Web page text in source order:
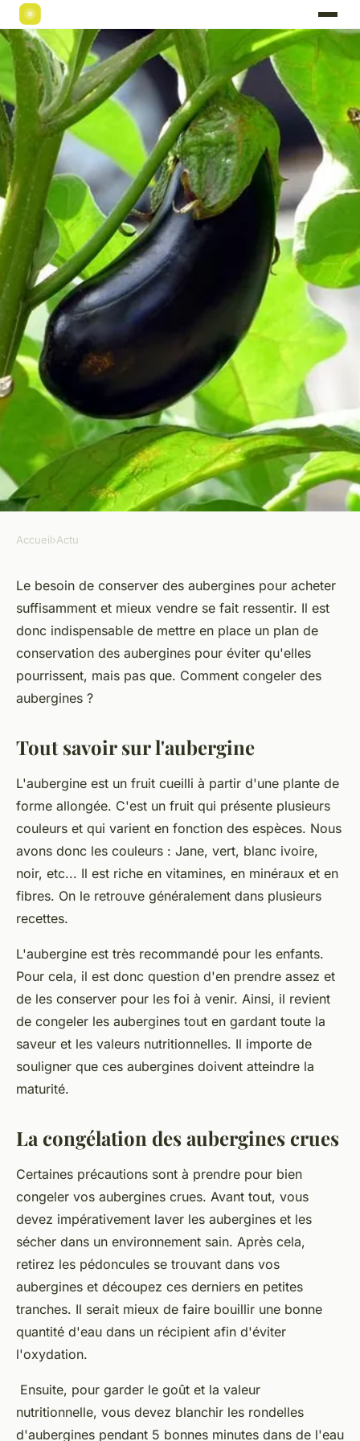
Comment garder des
aubergines au congélateur ?
donat•10 janvier 2023•2 min de lecture
Accueil›Actu
Le besoin de conserver des aubergines pour acheter
suffisamment et mieux vendre se fait ressentir. Il est
donc indispensable de mettre en place un plan de
conservation des aubergines pour éviter qu'elles
pourrissent, mais pas que. Comment congeler des
aubergines ?
Tout savoir sur l'aubergine
L'aubergine est un fruit cueilli à partir d'une plante de
forme allongée. C'est un fruit qui présente plusieurs
couleurs et qui varient en fonction des espèces. Nous
avons donc les couleurs : Jane, vert, blanc ivoire,
noir, etc... Il est riche en vitamines, en minéraux et en
fibres. On le retrouve généralement dans plusieurs
recettes.
L'aubergine est très recommandé pour les enfants.
Pour cela, il est donc question d'en prendre assez et
de les conserver pour les foi à venir. Ainsi, il revient
de congeler les aubergines tout en gardant toute la
saveur et les valeurs nutritionnelles. Il importe de
souligner que ces aubergines doivent atteindre la
maturité.
La congélation des aubergines crues
Certaines précautions sont à prendre pour bien
congeler vos aubergines crues. Avant tout, vous
devez impérativement laver les aubergines et les
sécher dans un environnement sain. Après cela,
retirez les pédoncules se trouvant dans vos
aubergines et découpez ces derniers en petites
tranches. Il serait mieux de faire bouillir une bonne
quantité d'eau dans un récipient afin d'éviter
l'oxydation.
Ensuite, pour garder le goût et la valeur
nutritionnelle, vous devez blanchir les rondelles
d'aubergines pendant 5 bonnes minutes dans de l'eau